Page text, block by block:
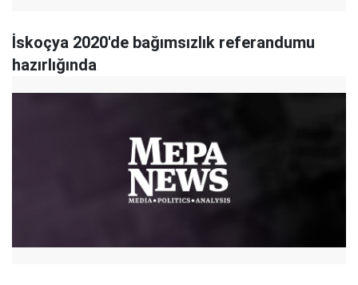
İskoçya 2020'de bağımsızlık referandumu
hazırlığında